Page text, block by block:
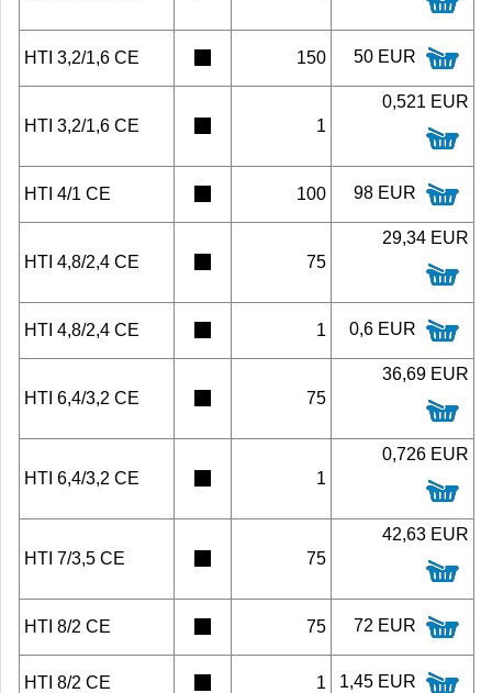
HTI 3,2/1,6 CE 150 50 EUR
HTI 3,2/1,6 CE 1
0,521 EUR
HTI 4/1 CE 100 98 EUR
HTI 4,8/2,4 CE 75
29,34 EUR
HTI 4,8/2,4 CE 1 0,6 EUR
HTI 6,4/3,2 CE 75
36,69 EUR
HTI 6,4/3,2 CE 1
0,726 EUR
HTI 7/3,5 CE 75
42,63 EUR
HTI 8/2 CE 75 72 EUR
HTI 8/2 CE 1 1,45 EUR